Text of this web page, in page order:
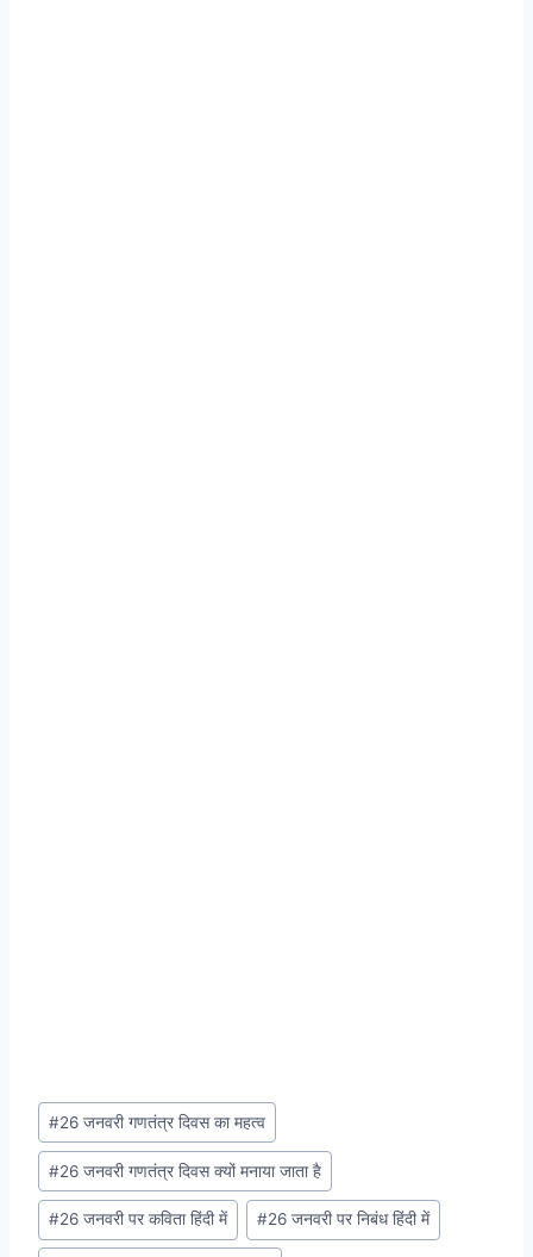
Post
Tags:
#26 जनवरी गणतंत्र दिवस का महत्व
#26 जनवरी गणतंत्र दिवस क्यों मनाया जाता है
#26 जनवरी पर कविता हिंदी में #26 जनवरी पर निबंध हिंदी में